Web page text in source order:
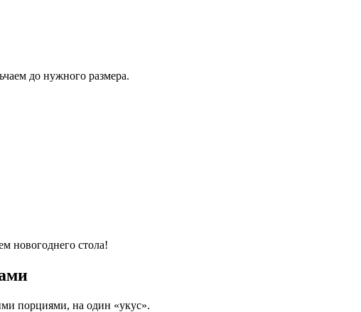
до нужного размера.
новогоднего стола!
порциями, на один «укус».